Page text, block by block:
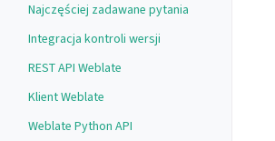
Najczęściej zadawane pytania
Integracja kontroli wersji
REST API Weblate
Klient Weblate
Weblate Python API